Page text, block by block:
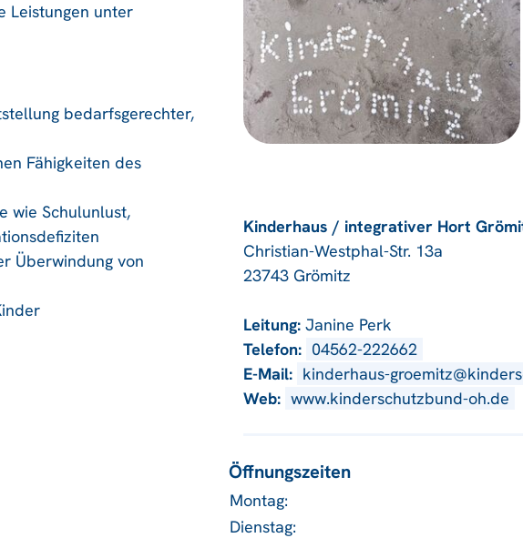
Leistungen unter
bedarfsgerechter,
Fähigkeiten des
wie Schulunlust,
Überwindung von
Kinderhaus / integrativer Hort
Christian-Westphal-Str. 13a
23743 Grömitz
Leitung: Janine Perk
Telefon: 04562-222662
E-Mail: kinderhaus-
Web: www.kinderschutzbund-oh.de
Öffnungszeiten
Montag:
Dienstag: